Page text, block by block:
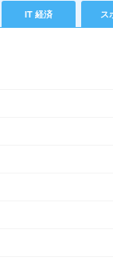
IT 経済 ス